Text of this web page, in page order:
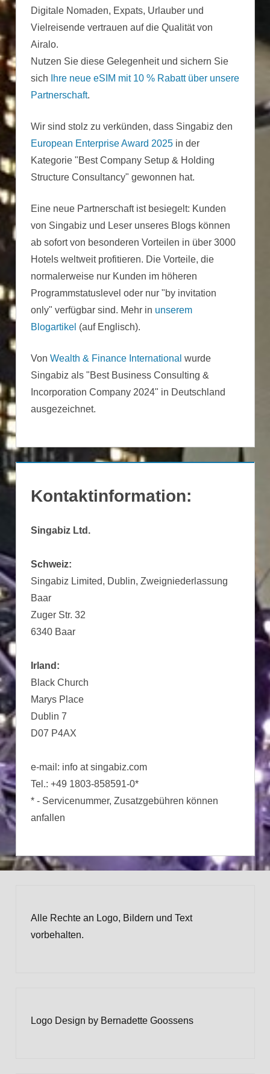
Digitale Nomaden, Expats, Urlauber und
Vielreisende vertrauen auf die Qualität von
Airalo.
Nutzen Sie diese Gelegenheit und sichern Sie
sich
Ihre neue eSIM mit 10 % Rabatt über unsere
Partnerschaft.
Wir sind stolz zu verkünden, dass Singabiz den
European Enterprise Award 2025in der
Kategorie "Best Company Setup & Holding
Structure Consultancy" gewonnen hat.
Eine neue Partnerschaft ist besiegelt: Kunden
von Singabiz und Leser unseres Blogs können
ab sofort von besonderen Vorteilen in über 3000
Hotels weltweit profitieren. Die Vorteile, die
normalerweise nur Kunden im höheren
Programmstatuslevel oder nur "by invitation
only" verfügbar sind. Mehr in unserem
Blogartikel (auf Englisch).
Von Wealth & Finance International wurde
Singabiz als "Best Business Consulting &
Incorporation Company 2024" in Deutschland
ausgezeichnet.
Kontaktinformation:
Singabiz Ltd.
Schweiz:
Singabiz Limited, Dublin, Zweigniederlassung
Baar
Zuger Str. 32
6340 Baar
Irland:
Black Church
Marys Place
Dublin 7
D07 P4AX
e-mail: info at singabiz.com
Tel.: +49 1803-858591-0*
* - Servicenummer, Zusatzgebühren können
anfallen
Alle Rechte an Logo, Bildern und Text
vorbehalten.
Logo Design by Bernadette Goossens